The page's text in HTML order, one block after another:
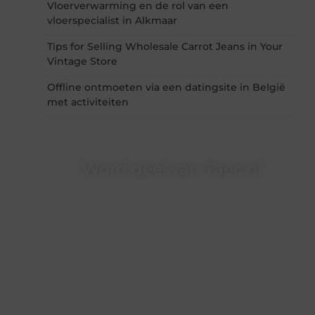
Vloerverwarming en de rol van een
vloerspecialist in Alkmaar
Tips for Selling Wholesale Carrot Jeans in Your
Vintage Store
Offline ontmoeten via een datingsite in België
met activiteiten